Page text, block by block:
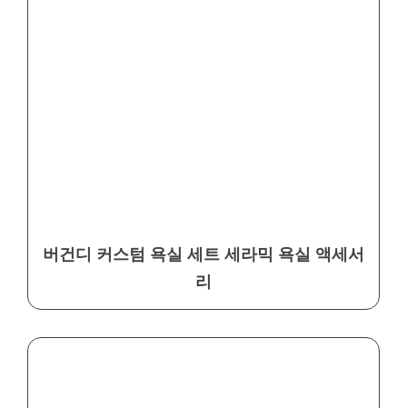
버건디 커스텀 욕실 세트 세라믹 욕실 액세서
리